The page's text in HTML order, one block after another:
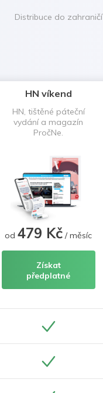
Distribuce do zahraničí
HN víkend
HN, tištěné páteční
vydání a magazín
PročNe.
od479 Kč / měsíc
Získat
předplatné